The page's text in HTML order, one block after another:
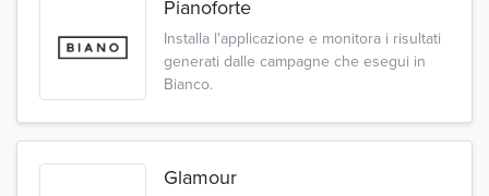
Pianoforte
Installa l'applicazione e monitora i risultati
generati dalle campagne che esegui in
Bianco.
Glamour